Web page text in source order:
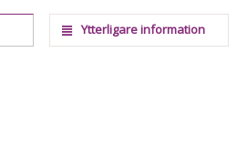
Ytterligare information